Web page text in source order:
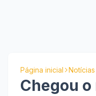
Página inicial Notícias
Chegou